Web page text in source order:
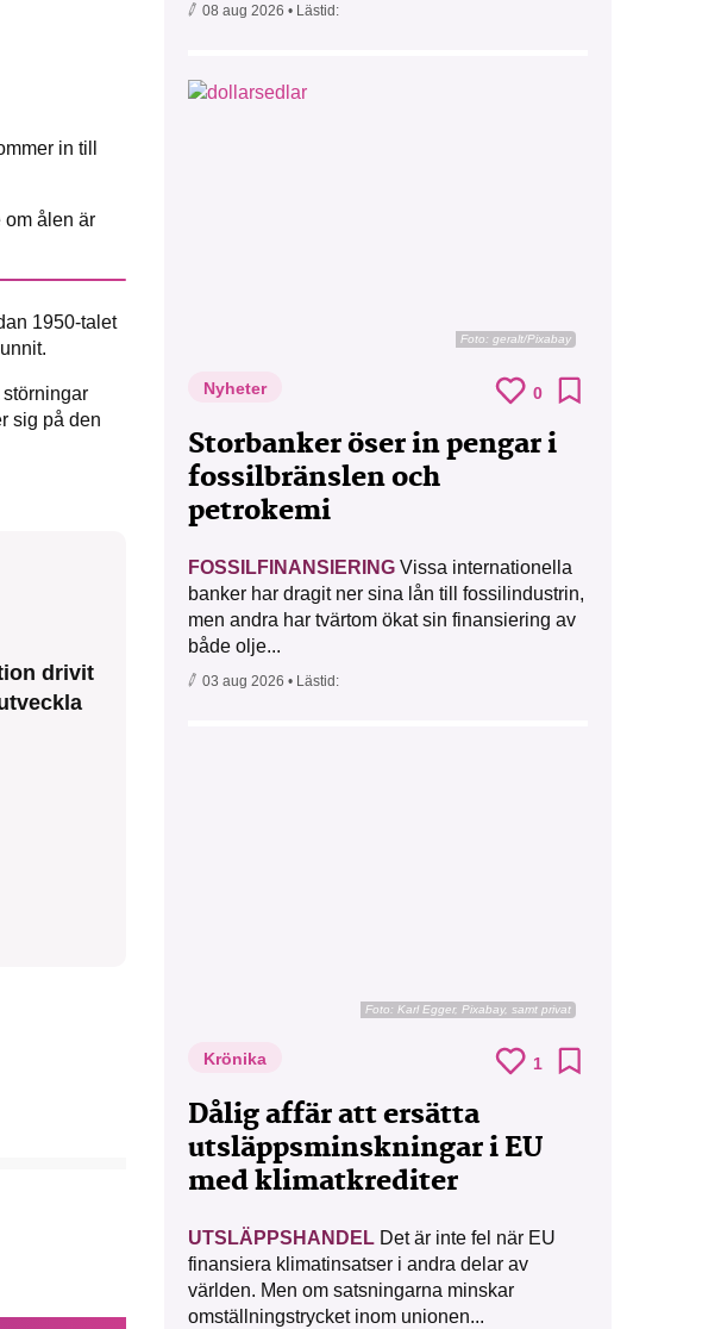
in till
om ålen är
1950-talet
sig på den
drivit
08 aug 2026 • Lästid:
Foto: geralt/Pixabay
Nyheter 0
Storbanker öser in pengar i
fossilbränslen och
petrokemi
FOSSILFINANSIERING Vissa internationella
banker har dragit ner sina lån till fossilindustrin,
men andra har tvärtom ökat sin finansiering av
både olje...
03 aug 2026 • Lästid:
Foto: Karl Egger, Pixabay, samt privat
Krönika 1
Dålig affär att ersätta
utsläppsminskningar i EU
med klimatkrediter
UTSLÄPPSHANDEL Det är inte fel när EU
finansiera klimatinsatser i andra delar av
världen. Men om satsningarna minskar
omställningstrycket inom unionen...